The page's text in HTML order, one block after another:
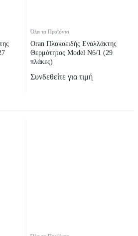
Όλα τα Προϊόντα
Oran Πλακοειδής Εναλλάκτης
Θερμότητας Model N6/1 (29
πλάκες)
Συνδεθείτε για τιμή